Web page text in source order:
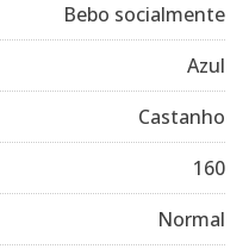
Bebo socialmente
Azul
Castanho
160
Normal